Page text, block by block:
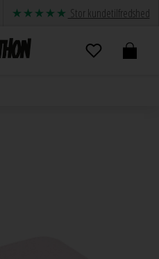
Stor kundetilfredshed